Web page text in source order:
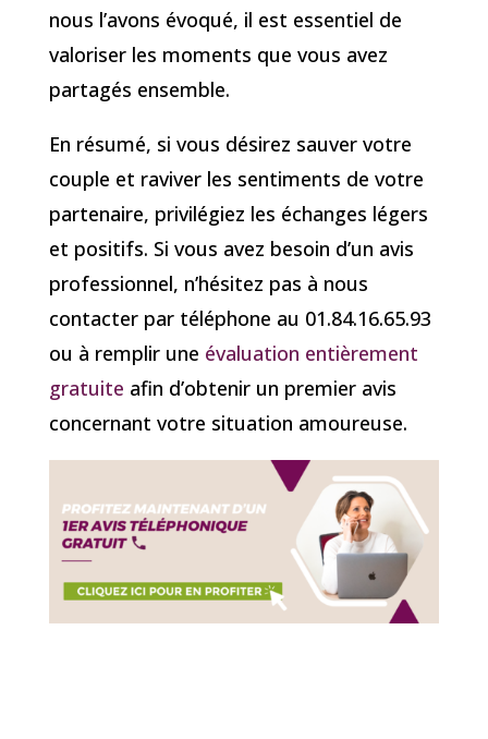
nous l’avons évoqué, il est essentiel de
valoriser les moments que vous avez
partagés ensemble.
En résumé, si vous désirez sauver votre
couple et raviver les sentiments de votre
partenaire, privilégiez les échanges légers
et positifs. Si vous avez besoin d’un avis
professionnel, n’hésitez pas à nous
contacter par téléphone au 01.84.16.65.93
ou à remplir une évaluation entièrement
gratuite afin d’obtenir un premier avis
concernant votre situation amoureuse.